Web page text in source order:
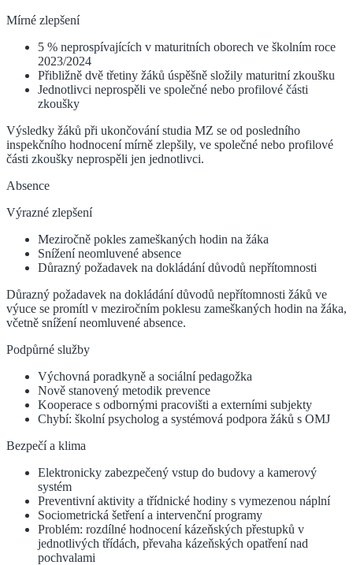
Mírné zlepšení
5 % neprospívajících v maturitních oborech ve školním roce
2023/2024
Přibližně dvě třetiny žáků úspěšně složily maturitní zkoušku
Jednotlivci neprospěli ve společné nebo profilové části
zkoušky
Výsledky žáků při ukončování studia MZ se od posledního
inspekčního hodnocení mírně zlepšily, ve společné nebo profilové
části zkoušky neprospěli jen jednotlivci.
Absence
Výrazné zlepšení
Meziročně pokles zameškaných hodin na žáka
Snížení neomluvené absence
Důrazný požadavek na dokládání důvodů nepřítomnosti
Důrazný požadavek na dokládání důvodů nepřítomnosti žáků ve
výuce se promítl v meziročním poklesu zameškaných hodin na žáka,
včetně snížení neomluvené absence.
Podpůrné služby
Výchovná poradkyně a sociální pedagožka
Nově stanovený metodik prevence
Kooperace s odbornými pracovišti a externími subjekty
Chybí: školní psycholog a systémová podpora žáků s OMJ
Bezpečí a klima
Elektronicky zabezpečený vstup do budovy a kamerový
systém
Preventivní aktivity a třídnické hodiny s vymezenou náplní
Sociometrická šetření a intervenční programy
Problém: rozdílné hodnocení kázeňských přestupků v
jednotlivých třídách, převaha kázeňských opatření nad
pochvalami